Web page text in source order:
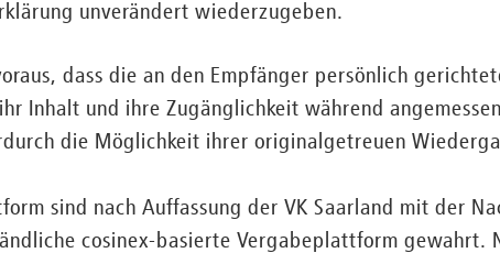
unverändert wiederzugeben.
dass die an den Empfänger persönlich
Inhalt und ihre Zugänglichkeit während
die Möglichkeit ihrer originalgetreuen
sind nach Auffassung der VK Saarland mit der
cosinex-basierte Vergabeplattform gewahrt.